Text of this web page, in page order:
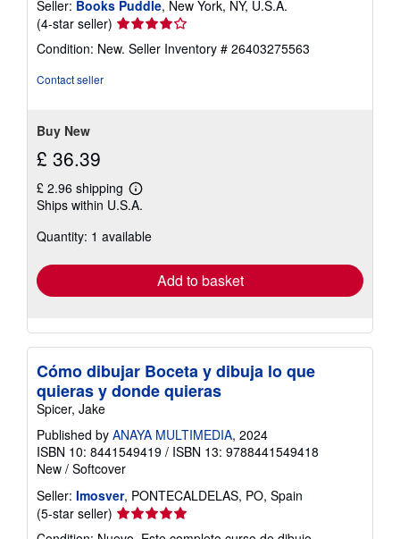
Seller: Books Puddle, New York, NY, U.S.A.
(4-star seller) Seller
rating
4
Condition: New. Seller Inventory # 26403275563
Contact seller
Buy New
£ 36.39
£ 2.96 shipping
Learn
more
shipping
Ships within U.S.A.
Quantity: 1 available
Add to basket
Cómo dibujar Boceta y dibuja lo que
quieras y donde quieras
Spicer, Jake
Published by ANAYA MULTIMEDIA, 2024
ISBN 10: 8441549419 / ISBN 13: 9788441549418
New / Softcover
Seller: Imosver, PONTECALDELAS, PO, Spain
(5-star seller) Seller
rating